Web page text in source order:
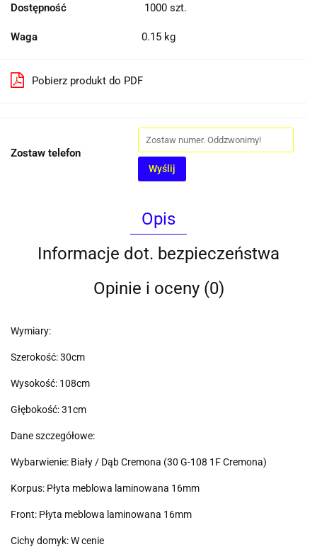
Dostępność 1000 szt.
Waga 0.15 kg
Pobierz produkt do PDF
Zostaw telefon
Wyślij
Opis
Informacje dot. bezpieczeństwa
Opinie i oceny (0)
Wymiary:
Szerokość: 30cm
Wysokość: 108cm
Głębokość: 31cm
Dane szczegółowe:
Wybarwienie: Biały / Dąb Cremona (30 G-108 1F Cremona)
Korpus: Płyta meblowa laminowana 16mm
Front: Płyta meblowa laminowana 16mm
Cichy domyk: W cenie